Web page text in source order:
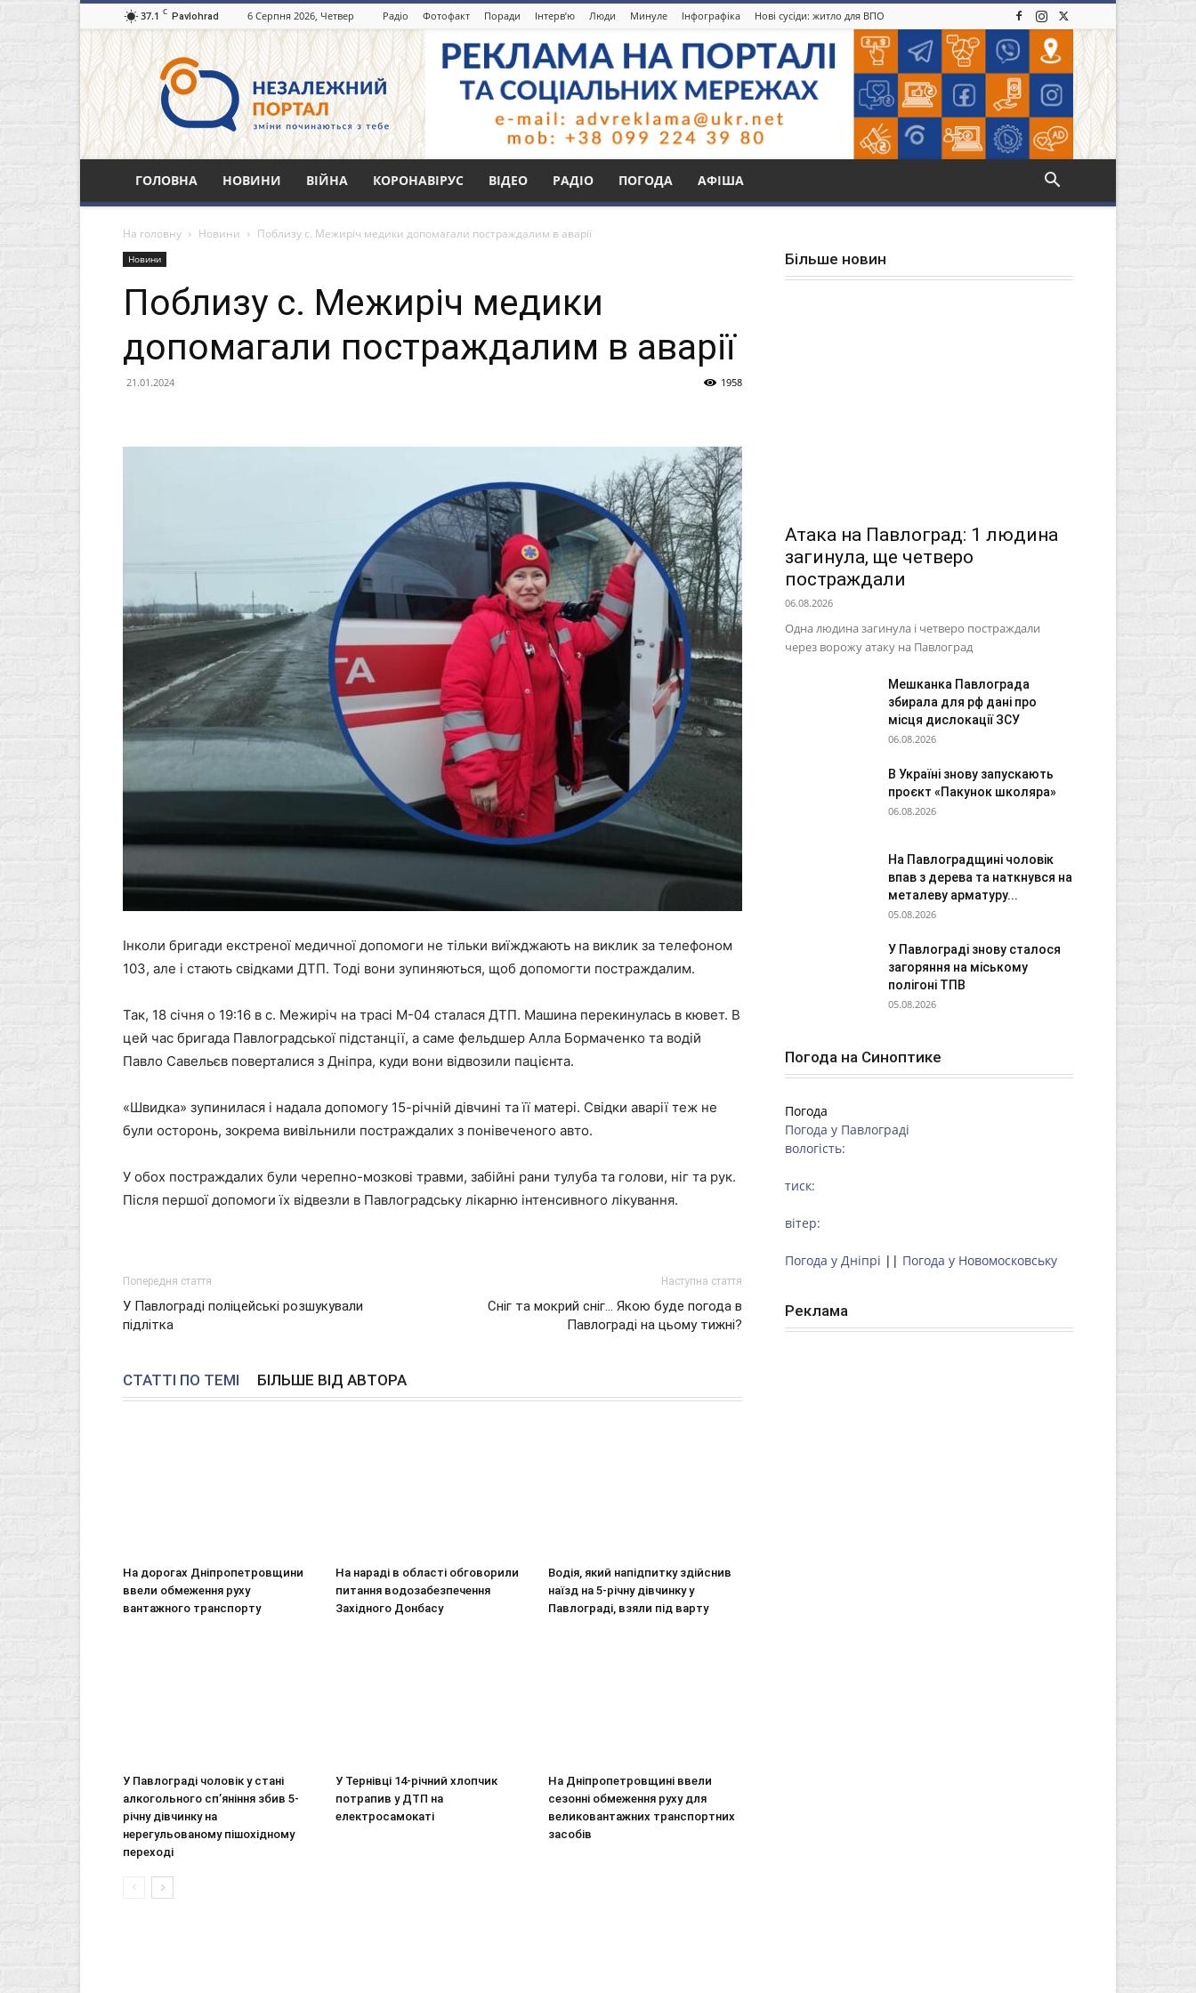
37.1 C Pavlohrad 6 Серпня 2026, Четвер Радіо Фотофакт Поради Інтерв’ю Люди Минуле Інфографіка Нові сусіди: житло для ВПО
Незалежний
портал
Павлоград.dp.ua
ГОЛОВНА НОВИНИ ВІЙНА КОРОНАВІРУС ВІДЕО РАДІО ПОГОДА АФІША
На головну Новини Поблизу с. Межиріч медики допомагали постраждалим в аварії
Новини
Поблизу с. Межиріч медики
допомагали постраждалим в аварії
21.01.2024 1958
Інколи бригади екстреної медичної допомоги не тільки виїжджають на виклик за телефоном
103, але і стають свідками ДТП. Тоді вони зупиняються, щоб допомогти постраждалим.
Так, 18 січня о 19:16 в с. Межиріч на трасі М-04 сталася ДТП. Машина перекинулась в кювет. В
цей час бригада Павлоградської підстанції, а саме фельдшер Алла Бормаченко та водій
Павло Савельєв поверталися з Дніпра, куди вони відвозили пацієнта.
«Швидка» зупинилася і надала допомогу 15-річній дівчині та її матері. Свідки аварії теж не
були осторонь, зокрема вивільнили постраждалих з понівеченого авто.
У обох постраждалих були черепно-мозкові травми, забійні рани тулуба та голови, ніг та рук.
Після першої допомоги їх відвезли в Павлоградську лікарню інтенсивного лікування.
Попередня стаття
У Павлограді поліцейські розшукували
підлітка
Наступна стаття
Сніг та мокрий сніг… Якою буде погода в
Павлограді на цьому тижні?
СТАТТІ ПО ТЕМІ БІЛЬШЕ ВІД АВТОРА
На дорогах Дніпропетровщини
ввели обмеження руху
вантажного транспорту
На нараді в області обговорили
питання водозабезпечення
Західного Донбасу
Водія, який напідпитку здійснив
наїзд на 5-річну дівчинку у
Павлограді, взяли під варту
У Павлограді чоловік у стані
алкогольного сп’яніння збив 5-
річну дівчинку на
нерегульованому пішохідному
переході
У Тернівці 14-річний хлопчик
потрапив у ДТП на
електросамокаті
На Дніпропетровщині ввели
сезонні обмеження руху для
великовантажних транспортних
засобів
Більше новин
Атака на Павлоград: 1 людина
загинула, ще четверо
постраждали
06.08.2026
Одна людина загинула і четверо постраждали
через ворожу атаку на Павлоград
Мешканка Павлограда
збирала для рф дані про
місця дислокації ЗСУ
06.08.2026
В Україні знову запускають
проєкт «Пакунок школяра»
06.08.2026
На Павлоградщині чоловік
впав з дерева та наткнувся на
металеву арматуру...
05.08.2026
У Павлограді знову сталося
загоряння на міському
полігоні ТПВ
05.08.2026
Погода на Синоптике
Погода
Погода у Павлограді
вологість:
тиск:
вітер:
Погода у Дніпрі || Погода у Новомосковську
Реклама